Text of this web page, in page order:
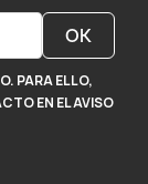
PARA ELLO,
EN EL AVISO